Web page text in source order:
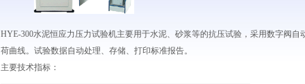
HYE-300水泥恒应力压力试验机主要用于水泥、砂浆等的抗压试验，采用数字阀
荷曲线。试验数据自动处理、存储、打印标准报告。
主要技术指标：